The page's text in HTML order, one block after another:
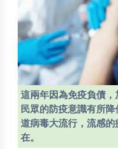
這兩年因為免疫負債，
民眾的防疫意識有所
道病毒大流行，流感
在。